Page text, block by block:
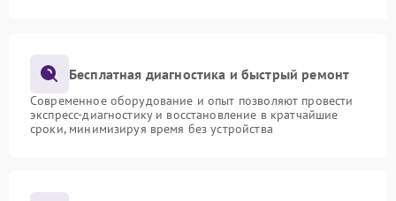
Бесплатная диагностика и быстрый ремонт
Современное оборудование и опыт позволяют провести
экспресс-диагностику и восстановление в кратчайшие
сроки, минимизируя время без устройства